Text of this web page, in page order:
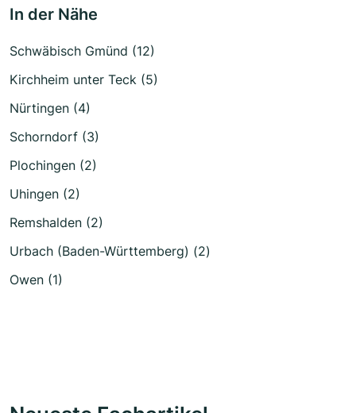
In der Nähe
Schwäbisch Gmünd (12)
Kirchheim unter Teck (5)
Nürtingen (4)
Schorndorf (3)
Plochingen (2)
Uhingen (2)
Remshalden (2)
Urbach (Baden-Württemberg) (2)
Owen (1)